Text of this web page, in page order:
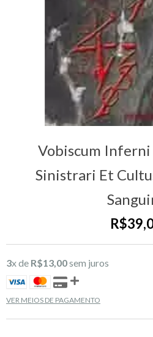
Vobiscum Inferni
Sinistrari Et
3x de R$13,00sem juros
VER MEIOS DE PAGAMENTO